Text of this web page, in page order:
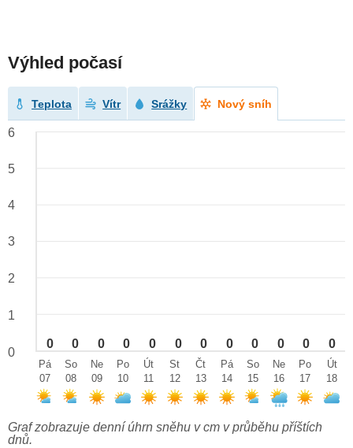
Výhled počasí
Teplota Vítr Srážky Nový sníh
0 0 0 0 0 0 0 0 0 0 0 0
6
5
4
3
2
1
0
Pá
07
So
08
Ne
09
Po
10
Út
11
St
12
Čt
13
Pá
14
So
15
Ne
16
Po
17
Út
18
Graf zobrazuje denní úhrn sněhu v cm v průběhu příštích
dnů.